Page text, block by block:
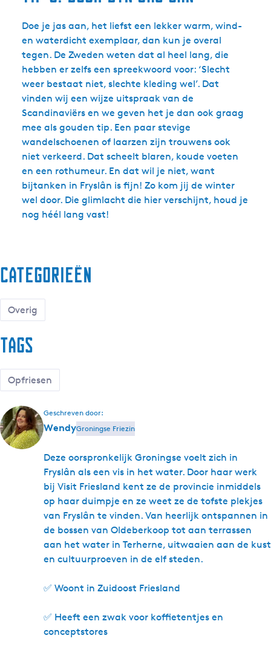
Doe je jas aan, het liefst een lekker warm, wind-
en waterdicht exemplaar, dan kun je overal
tegen. De Zweden weten dat al heel lang, die
hebben er zelfs een spreekwoord voor: ‘Slecht
weer bestaat niet, slechte kleding wel’. Dat
vinden wij een wijze uitspraak van de
Scandinaviërs en we geven het je dan ook graag
mee als gouden tip. Een paar stevige
wandelschoenen of laarzen zijn trouwens ook
niet verkeerd. Dat scheelt blaren, koude voeten
en een rothumeur. En dat wil je niet, want
bijtanken in Fryslân is fijn! Zo kom jij de winter
wel door. Die glimlacht die hier verschijnt, houd je
nog héél lang vast!
Categorieën
Overig
Tags
Opfriesen
Geschreven door:
WendyGroningse Friezin
Deze oorspronkelijk Groningse voelt zich in
Fryslân als een vis in het water. Door haar werk
bij Visit Friesland kent ze de provincie inmiddels
op haar duimpje en ze weet ze de tofste plekjes
van Fryslân te vinden. Van heerlijk ontspannen in
de bossen van Oldeberkoop tot aan terrassen
aan het water in Terherne, uitwaaien aan de kust
en cultuurproeven in de elf steden.
✅ Woont in Zuidoost Friesland
✅ Heeft een zwak voor koffietentjes en
conceptstores